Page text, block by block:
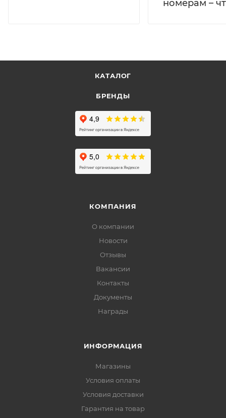
номерам –
КАТАЛОГ
БРЕНДЫ
КОМПАНИЯ
О компании
Новости
Отзывы
Вакансии
Контакты
Документы
Награды
ИНФОРМАЦИЯ
Магазины
Условия оплаты
Условия доставки
Гарантия на товар